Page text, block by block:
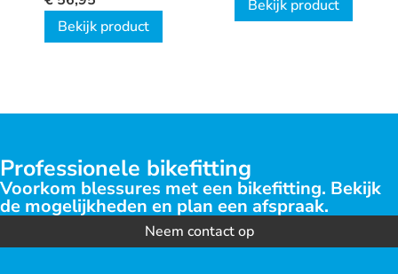
7800 10v 44t
Bekijk product
Bekijk product
Professionele bikefitting
Voorkom blessures met een bikefitting. Bekijk
de mogelijkheden en plan een afspraak.
Neem contact op